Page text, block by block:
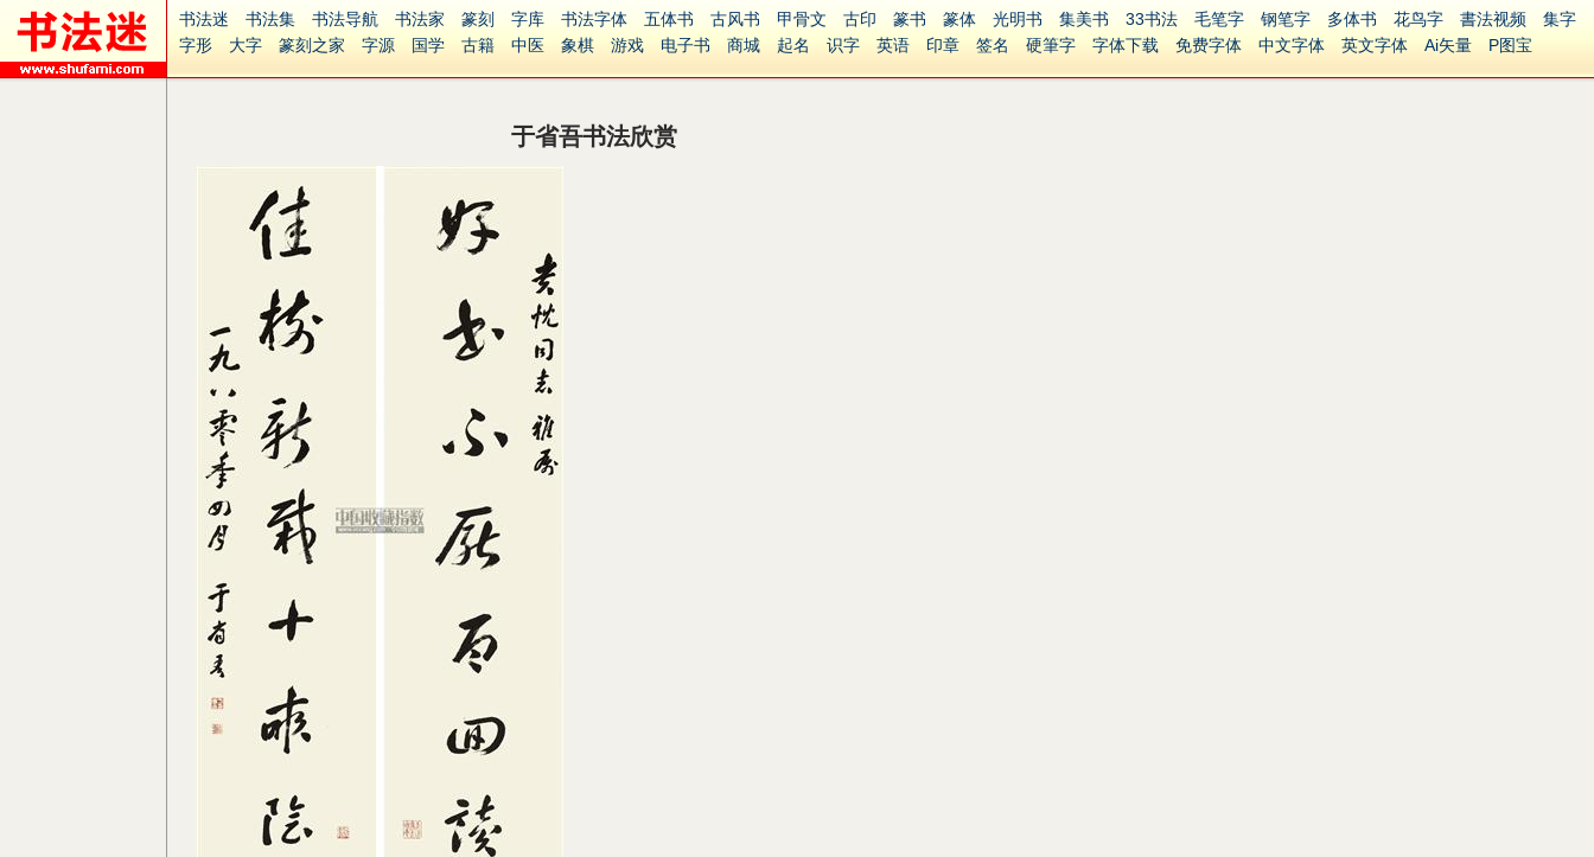
书法迷 书法集 书法导航 书法家 篆刻 字库 书法字体 五体书 古风书 甲骨文 古印 篆书 篆体 光明书 集美书 33书法 毛笔字 钢笔字 多体书 花鸟字 書法视频
集字
字形
大字 篆刻之家 字源 国学 古籍 中医 象棋 游戏 电子书 商城 起名 识字 英语 印章 签名 硬筆字 字体下载 免费字体 中文字体 英文字体 Ai矢量
P图宝
于省吾书法欣赏